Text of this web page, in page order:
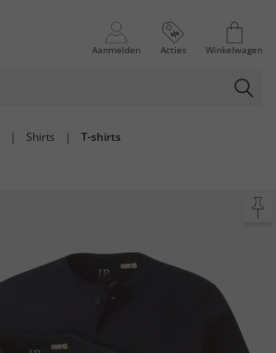
Aanmelden Acties Winkelwagen
| Shirts | T-shirts